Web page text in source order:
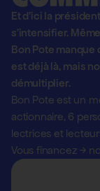
Et d'ici la
s'intensifier.
Bon Pote
est déjà là, mais
démultiplier.
Bon Pote est un
actionnaire, 6
lectrices et
Vous financez→